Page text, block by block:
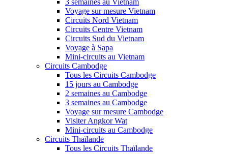
3 semaines au Vietnam
Voyage sur mesure Vietnam
Circuits Nord Vietnam
Circuits Centre Vietnam
Circuits Sud du Vietnam
Voyage à Sapa
Mini-circuits au Vietnam
Circuits Cambodge
Tous les Circuits Cambodge
15 jours au Cambodge
2 semaines au Cambodge
3 semaines au Cambodge
Voyage sur mesure Cambodge
Visiter Angkor Wat
Mini-circuits au Cambodge
Circuits Thaïlande
Tous les Circuits Thaïlande